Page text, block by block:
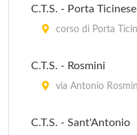
C.T.S. - Porta Ticinese
corso di Porta
C.T.S. - Rosmini
via Antonio
C.T.S. - Sant'Antonio